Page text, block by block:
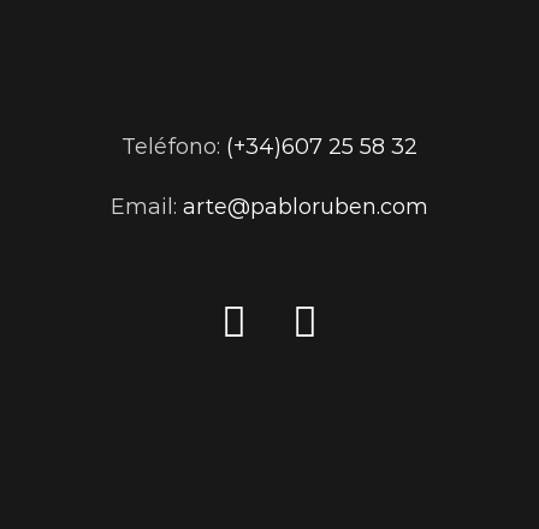
Teléfono: (+34)607 25 58 32
Email: arte@pabloruben.com